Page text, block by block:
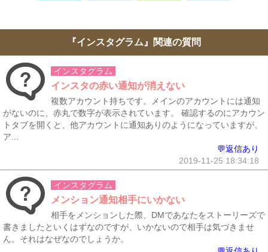
『インスタグラム』関連の質問
インスタグラム
インスタの赤い通知が消えない
複数アカウント持ちです。メインのアカウントには通知
がないのに、赤丸で数字が表示されています。 確認するのにアカウン
トタブを開くと、他アカウントに通知ありのようになっていますが、
ア...
💬返信あり
2019-11-25 18:34:18
インスタグラム
メンション通知相手にいかない
相手をメンションした際、DMであなたをストーリーズで
書きましたといくはずなのですが、いかないので相手は気づきませ
ん。それはなぜなのでしょうか。